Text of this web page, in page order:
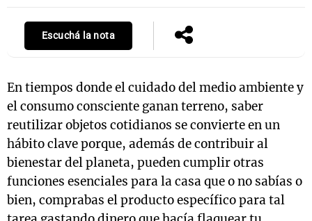
Escuchá la nota
En tiempos donde el cuidado del medio ambiente y
el consumo consciente ganan terreno, saber
reutilizar objetos cotidianos se convierte en un
hábito clave porque, además de contribuir al
bienestar del planeta, pueden cumplir otras
funciones esenciales para la casa que o no sabías o
bien, comprabas el producto específico para tal
Notas
Mundial 2026